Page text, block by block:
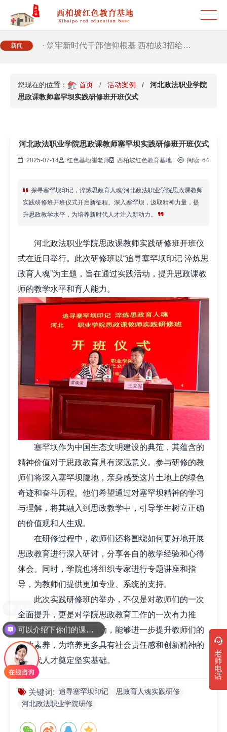
新闻
· 2026年干部培训提质增效三大路径，揭…
· 筑牢新时代干部信仰根基 西柏坡3招给…
您现在的位置： 首页 活动案例
河北政法职业学院
思政课教师塞罕坝实践研修班开班仪式
河北政法职业学院思政课教师塞罕坝实践研修班开班仪式
2025-07-14 红色基地崔老师 西柏坡红色教育基地 阅读: 64
探寻塞罕坝印记，淬炼思政育人魂!河北政法职业学院思政课教师
实践研修班开班仪式开启新征程。深入塞罕坝，汲取精神力量，提
升思政教学水平，为培养新时代人才注入新动力。
河北政法职业学院思政课教师实践研修班开班仪
式在近日举行。此次研修班以“追寻塞罕坝印记 淬炼思
政育人魂”为主题，旨在通过实践活动，提升思政课教
师的教学水平和育人能力。
塞罕坝作为中国生态文明建设的典范，其蕴含的
精神价值对于思政教育具有深远意义。参与研修的教
师们将深入塞罕坝腹地，亲身感受这片土地上的绿色
奇迹和奋斗历程。他们希望通过对塞罕坝精神的学习
与理解，将其融入到思政教学中，引导学生树立正确
的价值观和人生观。
在研修过程中，教师们还将围绕如何更好地开展
思政教育进行深入研讨，分享各自的教学经验和心得
体会。同时，学院也将组织专家进行专题讲座和指
导，为教师们提供更加专业、系统的支持。
此次实践研修班的举办，不仅是对教师们的一次
全面提升，更是对学院思政教育工作的一次有力推
动。相信通过这样的活动，能够进一步提升教师们的
思政素养，为培养更多具有社会责任感和创新精神的
新时代人才奠定坚实基础。
关键词: 追寻塞罕坝印记
思政育人魂实践研修
河北政法职业学院研修
老
师
电
话